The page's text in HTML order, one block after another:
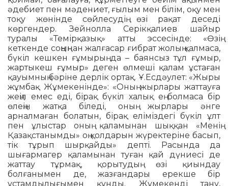
әдебиет пен мәдениет, ғылым мен білім, оқу мен
тоқу жөнінде сөйлесудің өзі рақат деседі
көргендер. Зейнолла Серік­қалиев шайыр
туралы «Темір­қазық» атты эссесінде: «Өзің
кеткенде соңың­нан жалғасар ғибрат жолың қалмаса,
бүкіл кешкен ғұмырың да – баянсыз тұл ғұмыр,
жартыкеш ғұмыр» деген өлмеші қалам ұстаған
қауымның бәріне дерлік ортақ. Ұ.Есдәулет: «Жыры
жұмбақ Жұмекенінде»: «Оның жырлары жаттауға
жеңіл емес еді, бірақ бүкіл халық ең болмаса бір
өлеңін жатқа біледі, оның жырлары әнге
арналмаған болатын, бірақ еліміздегі бүкіл ұлт
пен ұлыстар оның қаламынан шыққан «Менің
Қазақс­танымды» оң қолдарын жүректеріне басып,
тік тұрып шыр­қайды» депті. Расында да
шығармагер қаламынан туған қай дүниесі де
жаттау тұрмақ, қорытудың өзі қиындау
болғанымен де, жазғандары ерекше бір
ұстамдылығы­мен құнды. Жұмекенді тану,